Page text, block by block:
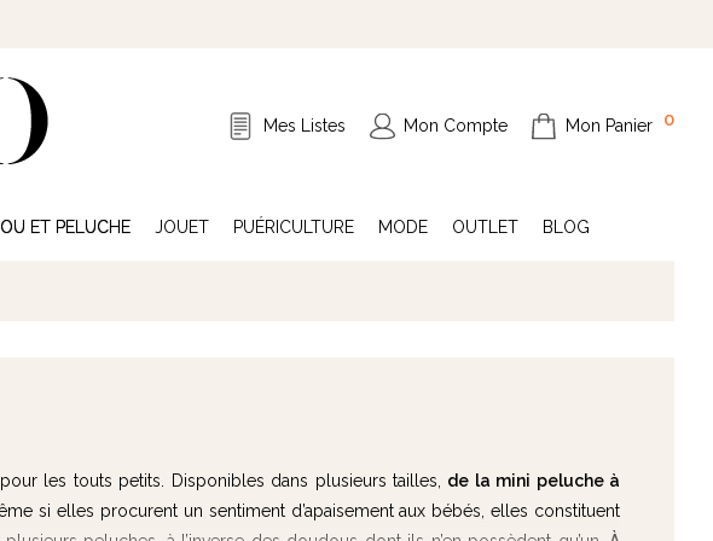
Mes Listes Mon Compte Mon Panier 0
ET PELUCHE JOUET PUÉRICULTURE MODE OUTLET BLOG
les touts petits. Disponibles dans plusieurs tailles, de la mini peluche à
si elles procurent un sentiment d’apaisement aux bébés, elles constituent